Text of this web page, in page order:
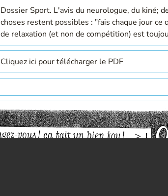
Dossier Sport. L'avis du neurologue, du kiné;
choses restent possibles : "fais chaque jour
de relaxation (et non de compétition) est
Cliquez ici pour télécharger le PDF